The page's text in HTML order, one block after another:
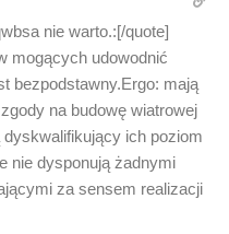
nie warto.:[/quote]
mogących udowodnić
bezpodstawny.Ergo: mają
na budowę wiatrowej
ich poziom
nie dysponują żadnymi
za sensem realizacji